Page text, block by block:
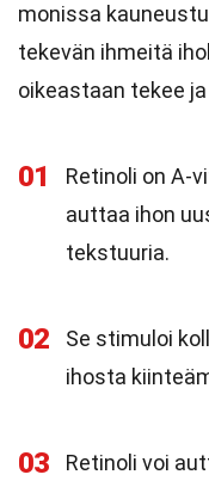
monissa
tekevän ihmeitä
oikeastaan tekee
01
Retinoli on A-
auttaa ihon
tekstuuria.
02
Se stimuloi
ihosta
03
Retinoli voi